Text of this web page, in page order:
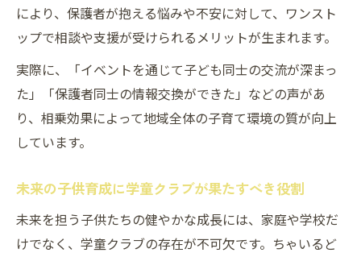
により、保護者が抱える悩みや不安に対して、ワンスト
ップで相談や支援が受けられるメリットが生まれます。
実際に、「イベントを通じて子ども同士の交流が深まっ
た」「保護者同士の情報交換ができた」などの声があ
り、相乗効果によって地域全体の子育て環境の質が向上
しています。
未来の子供育成に学童クラブが果たすべき役割
未来を担う子供たちの健やかな成長には、家庭や学校だ
けでなく、学童クラブの存在が不可欠です。ちゃいるど